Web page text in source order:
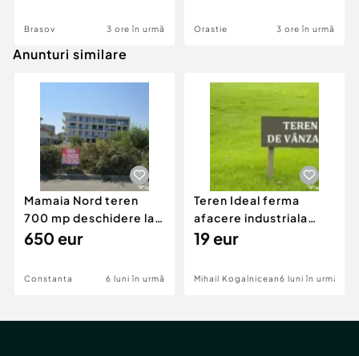
Brasov 3 ore în urmă Orastie 3 ore în urmă
Anunturi similare
Mamaia Nord teren
700 mp deschidere la
D24 si D25
650 eur
Constanta 6 luni în urmă
Teren Ideal ferma
afacere industriala
deschidere 71 ml la
19 eur
Mihail Kogalniceanu6 luni în urmă